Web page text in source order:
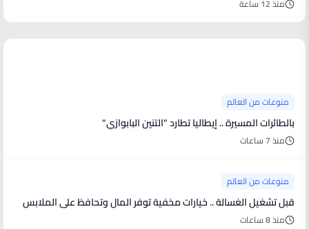
منذ 12 ساعة
منوعات من العالم
بالطائرات المسيرة .. إيطاليا تطارد "التنين البابوازي"
منذ 7 ساعات
منوعات من العالم
قبل تشغيل الغسالة .. خيارات مخفية توفر المال وتحافظ على الملابس
منذ 8 ساعات